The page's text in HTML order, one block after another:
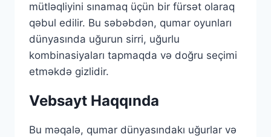
mütləqliyini sınamaq üçün bir fürsət olaraq
qəbul edilir. Bu səbəbdən, qumar oyunları
dünyasında uğurun sirri, uğurlu
kombinasiyaları tapmaqda və doğru seçimi
etməkdə gizlidir.
Vebsayt Haqqında
Bu məqalə, qumar dünyasındakı uğurlar və